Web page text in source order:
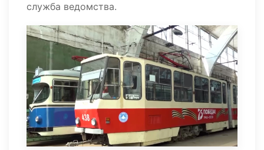
служба ведомства.